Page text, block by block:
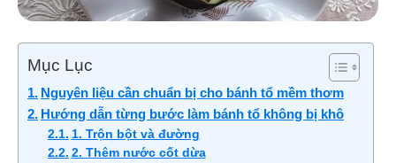
Mục Lục
Nguyên liệu cần chuẩn bị cho bánh tổ mềm thơm
Hướng dẫn từng bước làm bánh tổ không bị khô
1. Trộn bột và đường
2. Thêm nước cốt dừa